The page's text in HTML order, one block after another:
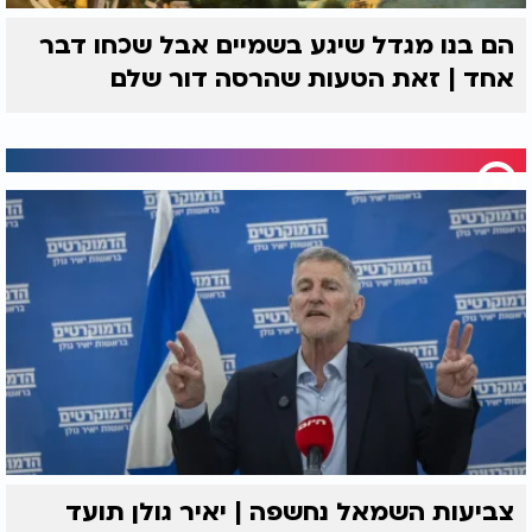
הם בנו מגדל שיגע בשמיים אבל שכחו דבר
אחד | זאת הטעות שהרסה דור שלם
צביעות השמאל נחשפה | יאיר גולן תועד